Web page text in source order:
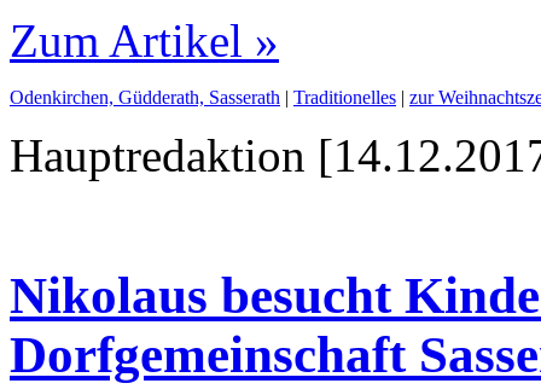
Zum Artikel »
Odenkirchen, Güdderath, Sasserath | Traditionelles | zur
Hauptredaktion
Nikolaus besucht
Dorfgemeinschaft